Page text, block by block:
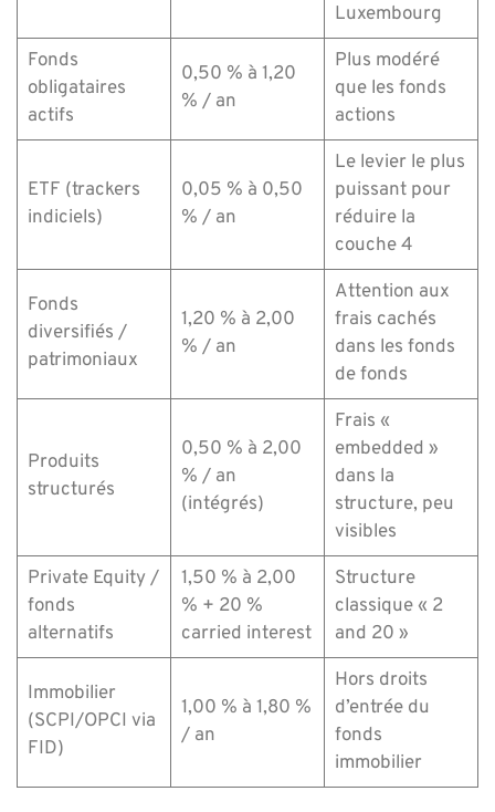
Luxembourg
Fonds
obligataires
actifs
0,50 % à 1,20
% / an
Plus modéré
que les fonds
actions
ETF (trackers
indiciels)
0,05 % à 0,50
% / an
Le levier le plus
puissant pour
réduire la
couche 4
Fonds
diversifiés /
patrimoniaux
1,20 % à 2,00
% / an
Attention aux
frais cachés
dans les fonds
de fonds
Produits
structurés
0,50 % à 2,00
% / an
(intégrés)
Frais «
embedded »
dans la
structure, peu
visibles
Private Equity /
fonds
alternatifs
1,50 % à 2,00
% + 20 %
carried interest
Structure
classique « 2
and 20 »
Immobilier
(SCPI/OPCI via
FID)
1,00 % à 1,80 %
/ an
Hors droits
d’entrée du
fonds
immobilier